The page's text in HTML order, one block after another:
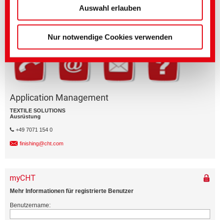
Auswahl erlauben
Nur notwendige Cookies verwenden
Application Management
TEXTILE SOLUTIONS
Ausrüstung
+49 7071 154 0
finishing@cht.com